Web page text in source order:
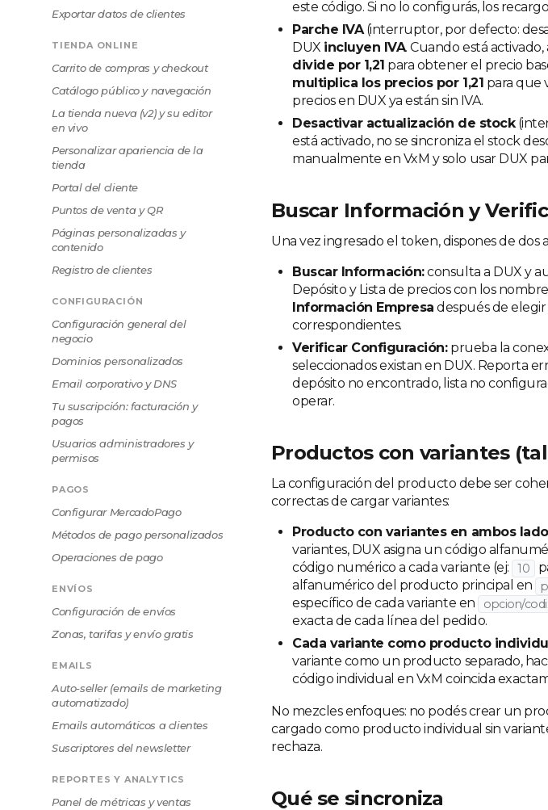
Exportar datos de clientes
TIENDA ONLINE
Carrito de compras y checkout
Catálogo público y navegación
La tienda nueva (v2) y su editor
en vivo
Personalizar apariencia de la
tienda
Portal del cliente
Puntos de venta y QR
Páginas personalizadas y
contenido
Registro de clientes
CONFIGURACIÓN
Configuración general del
negocio
Dominios personalizados
Email corporativo y DNS
Tu suscripción: facturación y
pagos
Usuarios administradores y
permisos
PAGOS
Configurar MercadoPago
Métodos de pago personalizados
Operaciones de pago
ENVÍOS
Configuración de envíos
Zonas, tarifas y envío gratis
EMAILS
Auto-seller (emails de marketing
automatizado)
Emails automáticos a clientes
Suscriptores del newsletter
REPORTES Y ANALYTICS
Panel de métricas y ventas
este código. Si no lo configurás, los
Parche IVA(interruptor, por defecto:
DUX incluyen IVA. Cuando está
divide por 1,21 para obtener el precio
multiplica los precios por 1,21 para que
precios en DUX ya están sin IVA.
Desactivar actualización de stock
está activado, no se sincroniza el stock
manualmente en VxM y solo usar DUX
Buscar Información y
Una vez ingresado el token, dispones de dos
Buscar Información:consulta a DUX y
Depósito y Lista de precios con los
Información Empresa después de
correspondientes.
Verificar Configuración:prueba la
seleccionados existan en DUX. Reporta
depósito no encontrado, lista no
operar.
Productos con variantes
La configuración del producto debe ser
correctas de cargar variantes:
Producto con variantes en ambos
variantes, DUX asigna un código
código numérico a cada variante (ej:
10
alfanumérico del producto principal en
específico de cada variante en
opcion/
exacta de cada línea del pedido.
Cada variante como producto
variante como un producto separado,
código individual en VxM coincida
No mezcles enfoques: no podés crear un
cargado como producto individual sin
rechaza.
Qué se sincroniza